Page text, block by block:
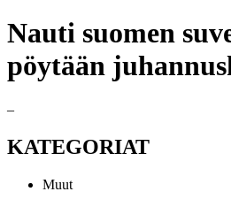
Nauti suomen
pöytään
–
KATEGORIAT
Muut